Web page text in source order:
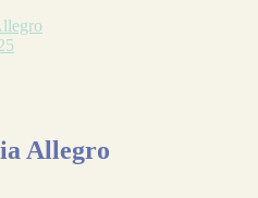
Allegro